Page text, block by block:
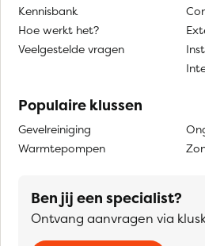
Kennisbank
Hoe werkt het?
Veelgestelde vragen
Populaire klussen
Gevelreiniging
Warmtepompen
Ben jij een specialist?
Ontvang aanvragen via